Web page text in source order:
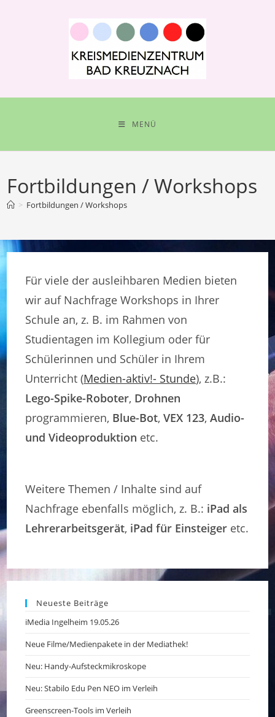
MENÜ
Fortbildungen / Workshops
> Fortbildungen / Workshops
Für viele der ausleihbaren Medien bieten
wir auf Nachfrage Workshops in Ihrer
Schule an, z. B. im Rahmen von
Studientagen im Kollegium oder für
Schülerinnen und Schüler in Ihrem
Unterricht (Medien-aktiv!- Stunde), z.B.:
Lego-Spike-Roboter, Drohnen
programmieren, Blue-Bot,VEX 123,Audio-
und Videoproduktion etc.
Weitere Themen / Inhalte sind auf
Nachfrage ebenfalls möglich, z. B.: iPad als
Lehrerarbeitsgerät, iPad für Einsteiger etc.
Neueste Beiträge
iMedia Ingelheim 19.05.26
Neue Filme/Medienpakete in der Mediathek!
Neu: Handy-Aufsteckmikroskope
Neu: Stabilo Edu Pen NEO im Verleih
Greenscreen-Tools im Verleih